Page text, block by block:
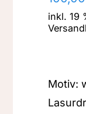
inkl. 19
Motiv: